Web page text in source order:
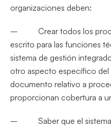
organizaciones deben:
– Crear todos los
escrito para las funciones
sistema de gestión
otro aspecto específico del
documento relativo a
proporcionan cobertura a
– Saber que el sistema